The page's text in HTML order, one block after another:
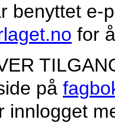
benyttet e-
for
på
innlogget